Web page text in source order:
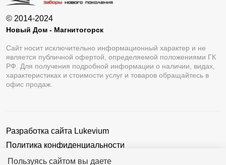
Пользуясь сайтом вы даете
© 2014-2024
Новый Дом - Магнитогорск
Сайт носит исключительно информационный характер и не
является публичной офертой, определяемой положениями ГК
РФ. Для получения подробной информации о наличии, видах,
характеристиках и стоимости услуг и товаров обращайтесь в
офис продаж.
Разработка сайта Lukevium
Политика конфиденциальности
Пользовательское соглашение